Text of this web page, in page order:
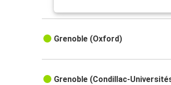
Grenoble (Oxford)
Grenoble (Condillac-